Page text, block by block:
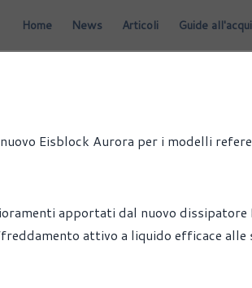
Home News Articoli Guide
Eisblock Aurora per i modelli
apportati dal nuovo
attivo a liquido efficace alle